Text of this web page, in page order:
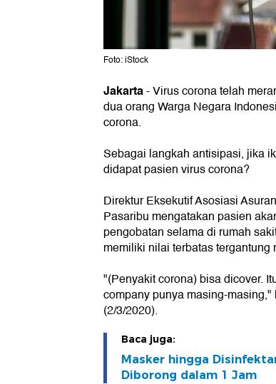
Foto: iStock
Jakarta-Virus corona telah
dua orang Warga Negara
corona.
Sebagai langkah antisipasi, jika
didapat pasien virus corona?
Direktur Eksekutif Asosiasi
Pasaribu mengatakan pasien
pengobatan selama di rumah
memiliki nilai terbatas
"(Penyakit corona) bisa dicover.
company punya masing-masing,"
(2/3/2020).
Baca juga:
Masker hingga
Diborong dalam 1 Jam